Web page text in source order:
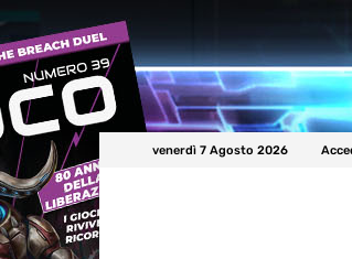
venerdì 7 Agosto 2026